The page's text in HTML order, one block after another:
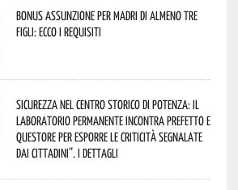
Bonus assunzione per madri di almeno tre
figli: ecco i requisiti
Sicurezza nel Centro Storico di Potenza: il
Laboratorio Permanente incontra Prefetto e
Questore per esporre le criticità segnalate
dai cittadini”. I dettagli